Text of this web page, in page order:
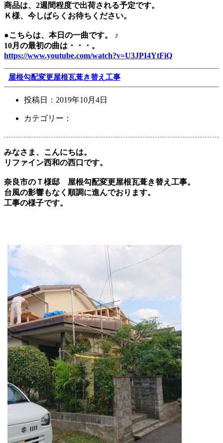
商品は、2週間程度で出荷される予定です。
Ｋ様、今しばらくお待ちください。
●こちらは、本日の一曲です。 ♪
10月の最初の曲は・・・。
https://www.youtube.com/watch?v=U3JPI4YtFiQ
屋根勾配変更屋根瓦葺き替え工事
投稿日： 2019年10月4日
カテゴリー：
みなさま、こんにちは。
リファイン西和の西口です。
奈良市のＴ様邸 屋根勾配変更屋根瓦葺き替え工事。
台風の影響もなく順調に進んでおります。
工事の様子です。